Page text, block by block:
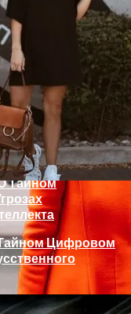
Цвет
В 2026 Году По
Жизни Скоро
Цифровом